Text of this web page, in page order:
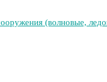
(волновые,